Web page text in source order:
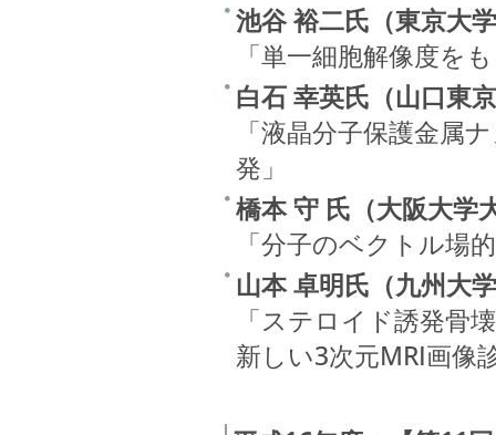
池谷 裕二氏（東京大
「単一細胞解像度を
白石 幸英氏（山口東
「液晶分子保護金属
発」
橋本 守 氏（大阪大学
「分子のベクトル場
山本 卓明氏（九州大
「ステロイド誘発骨
新しい3次元MRI画像